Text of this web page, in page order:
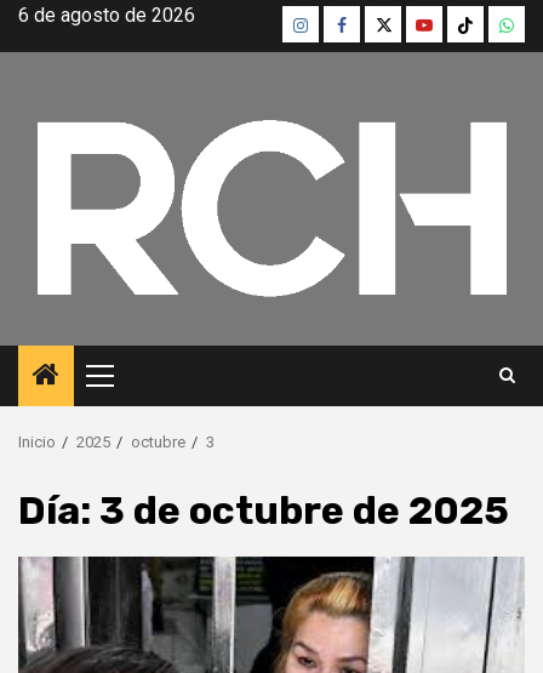
Saltar
6 de agosto de 2026 InstagramFacebook
TwitterYoutubeTikTok
Menú
principal
Inicio 2025 octubre 3
Día: 3 de octubre de 2025